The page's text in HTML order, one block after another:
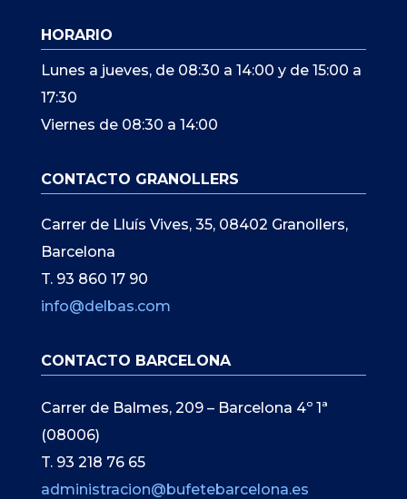
HORARIO
Lunes a jueves, de 08:30 a 14:00 y de 15:00 a
17:30
Viernes de 08:30 a 14:00
CONTACTO GRANOLLERS
Carrer de Lluís Vives, 35, 08402 Granollers,
Barcelona
T. 93 860 17 90
info@delbas.com
CONTACTO BARCELONA
Carrer de Balmes, 209 – Barcelona 4º 1ª
(08006)
T. 93 218 76 65
administracion@bufetebarcelona.es